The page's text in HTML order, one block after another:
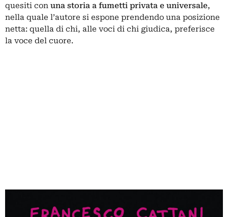
quesiti con una storia a fumetti privata e universale,
nella quale l’autore si espone prendendo una posizione
netta: quella di chi, alle voci di chi giudica, preferisce
la voce del cuore.